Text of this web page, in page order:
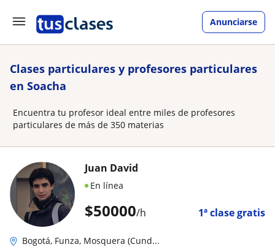
Anunciarse
Clases particulares y profesores particulares
en Soacha
Encuentra tu profesor ideal entre miles de profesores
particulares de más de 350 materias
$50000/h 1ª clase gratis
Juan David
En línea
Bogotá, Funza, Mosquera (Cund...